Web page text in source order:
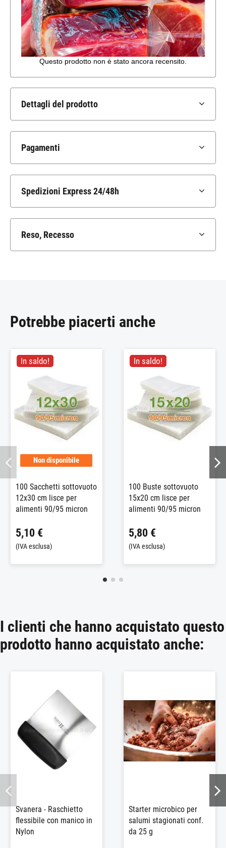
Dettagli del prodotto
Pagamenti
Spedizioni Express 24/48h
Reso, Recesso
Potrebbe piacerti anche
In saldo!
Non disponibile
100 Sacchetti sottovuoto
12x30 cm lisce per
alimenti 90/95 micron
5,10 €
(IVA esclusa)
In saldo!
100 Buste sottovuoto
15x20 cm lisce per
alimenti 90/95 micron
5,80 €
(IVA esclusa)
I clienti che hanno acquistato questo
prodotto hanno acquistato anche:
Svanera - Raschietto
flessibile con manico in
Nylon
Starter microbico per
salumi stagionati conf.
da 25 g